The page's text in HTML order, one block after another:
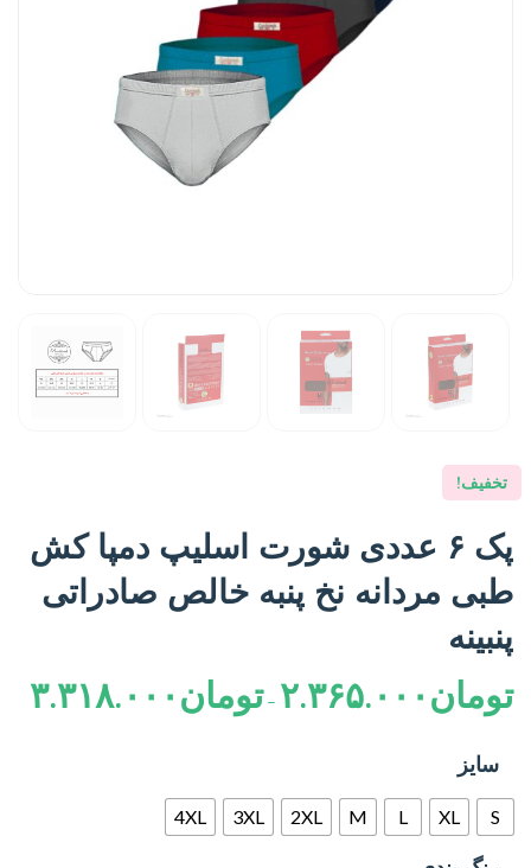
تخفیف!
پک ۶ عددی شورت اسلیپ دمپا کش
طبی مردانه نخ پنبه خالص صادراتی
پنبینه
تومان۲.۳۶۵.۰۰۰ – تومان۳.۳۱۸.۰۰۰
سایز
S
XL
L
M
2XL
3XL
4XL